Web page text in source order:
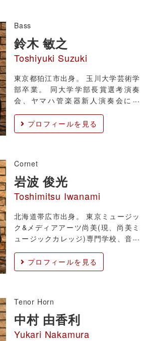
紀、古田俊
Bass
鈴木 敏之
Toshiyuki Suzuki
東京都狛江市出身。 玉川大学芸術学
部卒業。 同大学学部長賞選考演奏
会、ヤマハ管楽器新人演奏会に出
ス&チタテ・カガワ コンクール ソロ
部門第1位。 これまでにテューバを
とし
プロフィールを見る
Cornet
岩波 俊光
Toshimitsu Iwanami
北海道帯広市出身。 東京ミュージッ
ク&メディアアーツ尚美(現、尚美ミ
ュージックカレッジ)専門学校、音楽
にトランペットを鈴木徹平、中島寛
人、山本英司の各氏に、室内楽演奏
プロフィールを見る
Tenor Horn
中村 由香利
Yukari Nakamura